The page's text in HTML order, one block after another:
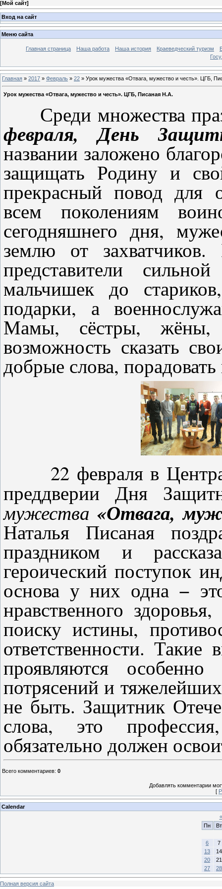
[Мой сайт]
Вход на сайт
Меню сайта
Главная страница Наша работа Наша история Краеведческий туризм
Главная » 2017 » Февраль » 22 » Урок мужества «Отвага, мужество и честь». ЦГБ,
Урок мужества «Отвага, мужество и честь». ЦГБ, Писаная Н.А.
Среди множества
февраля, День
названии заложено
защищать Родину и
прекрасный повод для
всем поколениям
сегодняшнего дня,
землю от
представители
мальчишек до
подарки, а
Мамы, сёстры, жёны,
возможность сказать
добрые слова,
22 февраля в
преддверии Дня
мужества«Отвага,
Наталья Писаная
праздником и
героический поступок
основа у них одна −
нравственного
поиску истины,
ответственности. Такие
проявляются
потрясений и
не быть. Защитник
слова, это
обязательно должен
Всего комментариев: 0
Добавлять комментарии
[
Calendar
«
Пн
Вт
6
7
13
14
20
21
27
28
Полная версия сайта